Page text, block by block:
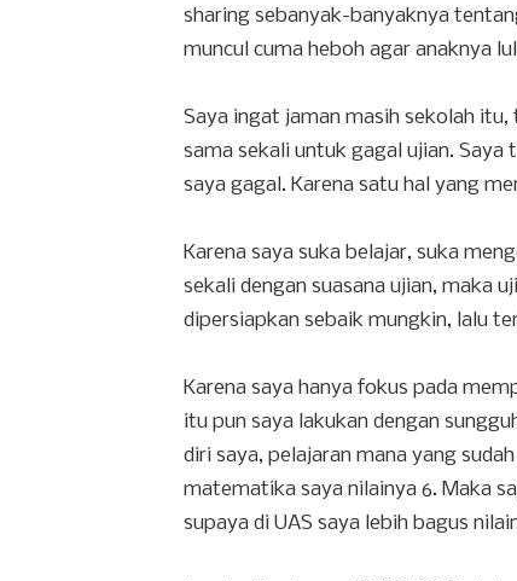
sharing sebanyak-banyaknya
muncul cuma heboh agar anaknya
Saya ingat jaman masih sekolah
sama sekali untuk gagal ujian.
saya gagal. Karena satu hal yang
Karena saya suka belajar, suka
sekali dengan suasana ujian, maka
dipersiapkan sebaik mungkin, lalu
Karena saya hanya fokus pada
itu pun saya lakukan dengan
diri saya, pelajaran mana yang
matematika saya nilainya 6. Maka
supaya di UAS saya lebih bagus